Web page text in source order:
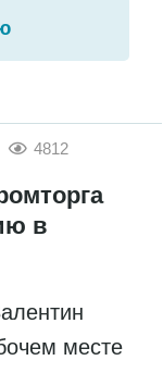
4812
в
месте